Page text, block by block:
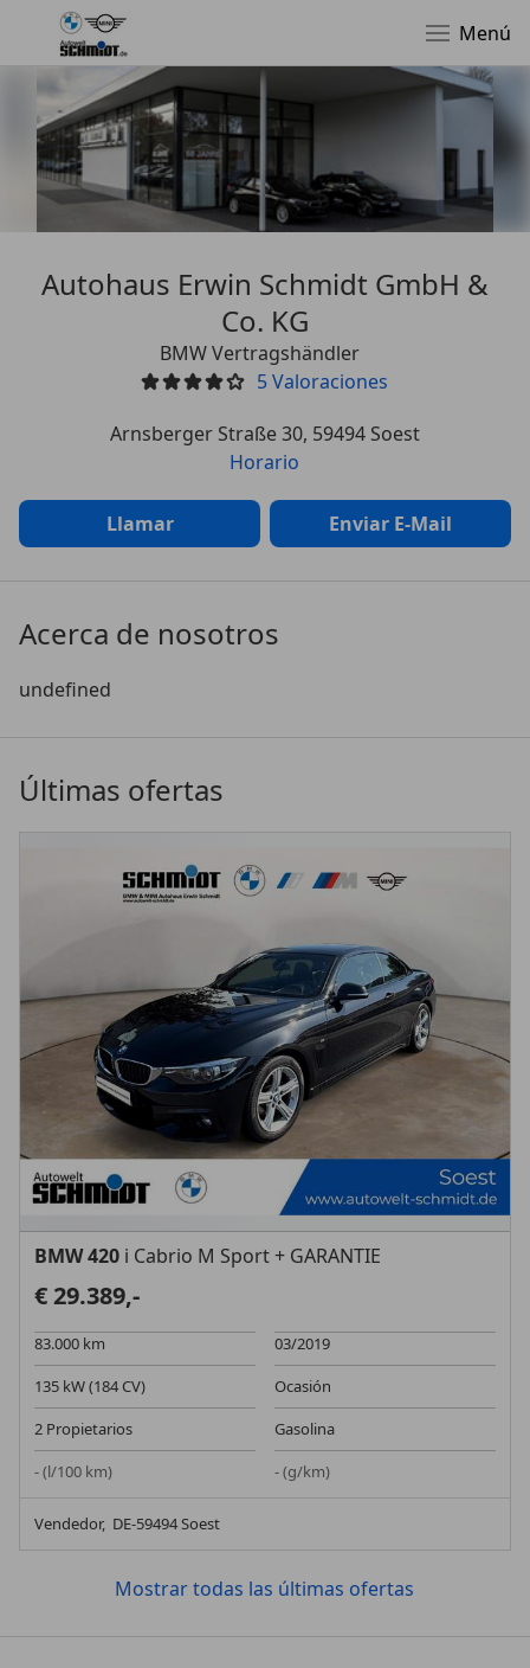
Menú
Autohaus Erwin Schmidt GmbH &
Co. KG
BMW Vertragshändler
5 Valoraciones
Arnsberger Straße 30, 59494 Soest
Horario
Llamar Enviar E-Mail
Acerca de nosotros
undefined
Últimas ofertas
BMW 420 i Cabrio M Sport + GARANTIE
€ 29.389,-
83.000 km
03/2019
135 kW (184 CV)
Ocasión
2 Propietarios
Gasolina
- (l/100 km)
- (g/km)
Vendedor, DE-59494 Soest
Mostrar todas las últimas ofertas